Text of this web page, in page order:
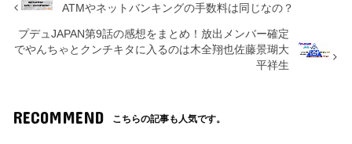
ATMやネットバンキングの手数料は同じなの？
プデュJAPAN第9話の感想をまとめ！放出メンバー確定
でやんちゃとクンチキタに入るのは木全翔也佐藤景瑚大
平祥生
RECOMMEND こちらの記事も人気です。